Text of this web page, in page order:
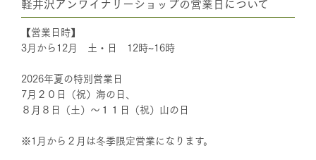
軽井沢アンワイナリーショップの営業日について
【営業日時】
3月から12月 土・日 12時~16時
2026年夏の特別営業日
7月２０日（祝）海の日、
８月８日（土）～１１日（祝）山の日
※1月から２月は冬季限定営業になります。